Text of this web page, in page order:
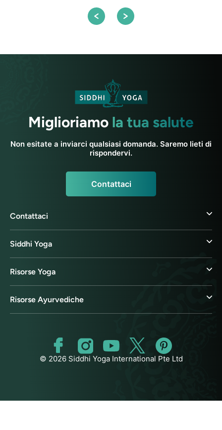
Miglioriamo la tua salute
Non esitate a inviarci qualsiasi domanda. Saremo lieti di
rispondervi.
Contattaci
Contattaci
Siddhi Yoga
Risorse Yoga
Risorse Ayurvediche
© 2026 Siddhi Yoga International Pte Ltd